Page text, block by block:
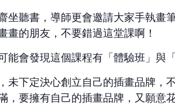
坐聽書，導師更會邀請大家手執畫
畫的朋友，不要錯過這堂課啊！
能會發現這個課程有「體驗班」與
未下定決心創立自己的插畫品牌，
，要擁有自己的插畫品牌，又願意